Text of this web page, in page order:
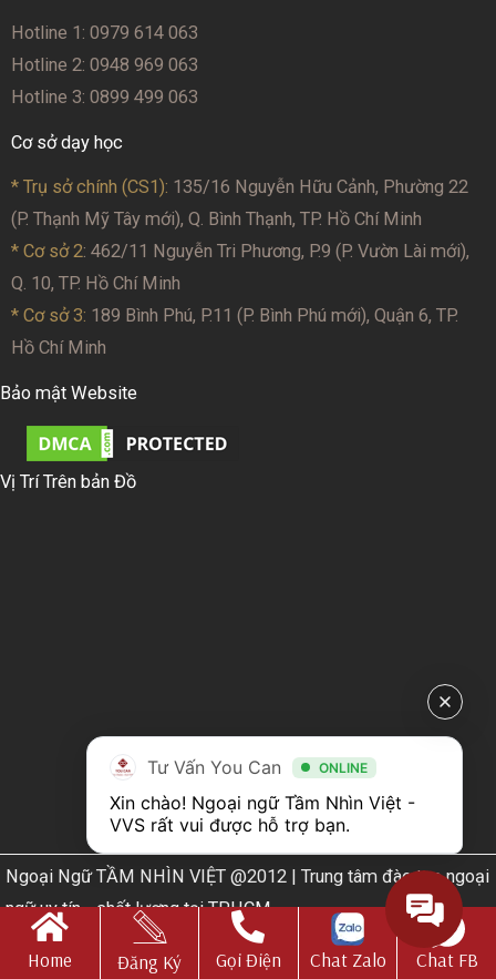
Hotline 1: 0979 614 063
Hotline 2: 0948 969 063
Hotline 3: 0899 499 063
Cơ sở dạy học
* Trụ sở chính (CS1): 135/16 Nguyễn Hữu Cảnh, Phường 22
(P. Thạnh Mỹ Tây mới), Q. Bình Thạnh, TP. Hồ Chí Minh
* Cơ sở 2: 462/11 Nguyễn Tri Phương, P.9 (P. Vườn Lài mới),
Q. 10, TP. Hồ Chí Minh
* Cơ sở 3: 189 Bình Phú, P.11 (P. Bình Phú mới), Quận 6, TP.
Hồ Chí Minh
Bảo mật Website
Vị Trí Trên bản Đồ
Ngoại Ngữ TẦM NHÌN VIỆT @2012 | Trung tâm đào tạo ngoại
ngữ uy tín - chất lượng tại TPHCM
Web Design byNhà thiết kế website N.T.H DESIGN​
Home Đăng Ký Gọi Điện Chat Zalo Chat FB
Tư Vấn You Can ONLINE
Xin chào! Ngoại ngữ Tầm Nhìn Việt -
VVS rất vui được hỗ trợ bạn.